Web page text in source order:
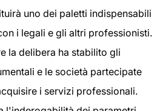
uno dei paletti indispensabili
i legali e gli altri professionisti.
la delibera ha stabilito gli
e le società partecipate
i servizi professionali.